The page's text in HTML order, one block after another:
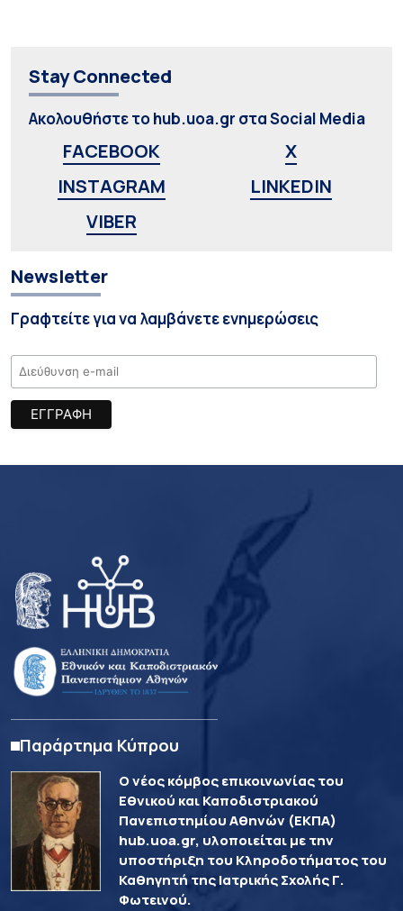
Stay Connected
Ακολουθήστε το hub.uoa.gr στα Social Media
FACEBOOK
X
INSTAGRAM
LINKEDIN
VIBER
Newsletter
Γραφτείτε για να λαμβάνετε ενημερώσεις
Παράρτημα Κύπρου
Ο νέος κόμβος επικοινωνίας του
Εθνικού και Καποδιστριακού
Πανεπιστημίου Αθηνών (ΕΚΠΑ)
hub.uoa.gr, υλοποιείται με την
υποστήριξη του Κληροδοτήματος του
Καθηγητή της Ιατρικής Σχολής Γ.
Φωτεινού.